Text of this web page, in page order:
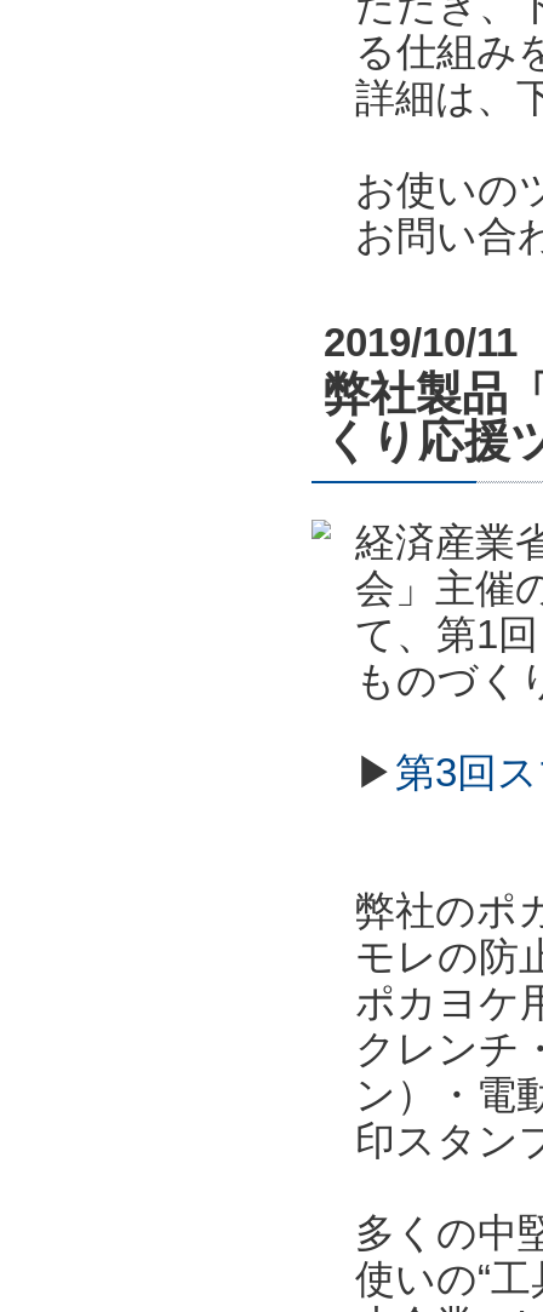
る仕組み
詳細は、
お使いの
お問い合
2019/10/11
弊社製品
くり応援
経済産業
会」主催
て、第1
ものづく
▶第3回
弊社のポ
モレの防
ポカヨケ
クレンチ
ン）・電
印スタン
多くの中
使いの“